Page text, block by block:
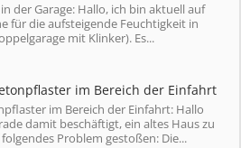
der Garage: Hallo, ich bin aktuell auf
für die aufsteigende Feuchtigkeit in
mit Klinker). Es...
im Bereich der Einfahrt
im Bereich der Einfahrt: Hallo
damit beschäftigt, ein altes Haus zu
Problem gestoßen: Die...